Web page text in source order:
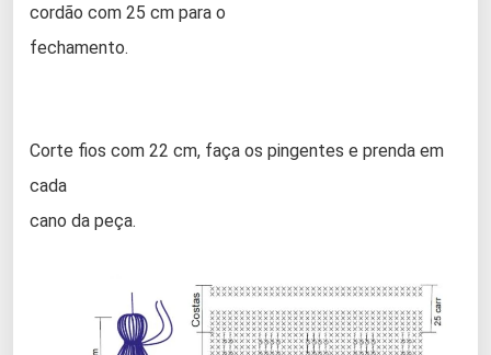
cordão com 25 cm para o
fechamento.
Corte fios com 22 cm, faça os pingentes e prenda em
cada
cano da peça.